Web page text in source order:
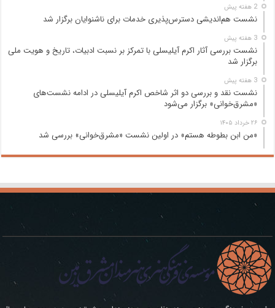
2 هفته پیش
نشست هم‌اندیشی دسترس‌پذیری خدمات برای ناشنوایان برگزار شد
3 هفته پیش
نشست بررسی آثار اکرم آیلیسلی با تمرکز بر نسبت ادبیات، تاریخ و هویت ملی
برگزار شد
3 هفته پیش
نشست نقد و بررسی دو اثر شاخص اکرم آیلیسلی در ادامه نشست‌های
«مشرق‌خوانی» برگزار می‌شود
۲۶ خرداد ۱۴۰۵
«من ابن بطوطه هستم» در اولین نشست «مشرق‌خوانی» بررسی شد